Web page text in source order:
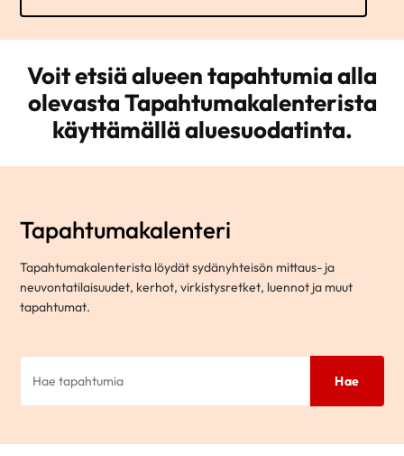
Voit etsiä alueen tapahtumia alla
olevasta Tapahtumakalenterista
käyttämällä aluesuodatinta.
Tapahtumakalenteri
Tapahtumakalenterista löydät sydänyhteisön mittaus- ja
neuvontatilaisuudet, kerhot, virkistysretket, luennot ja muut
tapahtumat.
Hae